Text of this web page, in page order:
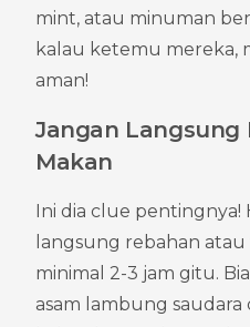
mint, atau minuman
kalau ketemu mereka,
aman!
Jangan Langsung
Makan
Ini dia clue pentingnya!
langsung rebahan atau
minimal 2-3 jam gitu.
asam lambung